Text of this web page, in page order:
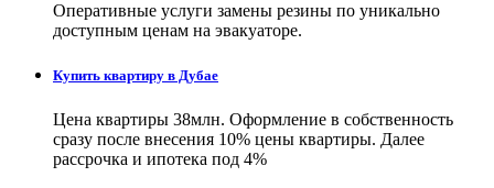
Оперативные услуги замены резины по уникально
доступным ценам на эвакуаторе.
Купить квартиру в Дубае
Цена квартиры 38млн. Оформление в собственность
сразу после внесения 10% цены квартиры. Далее
рассрочка и ипотека под 4%